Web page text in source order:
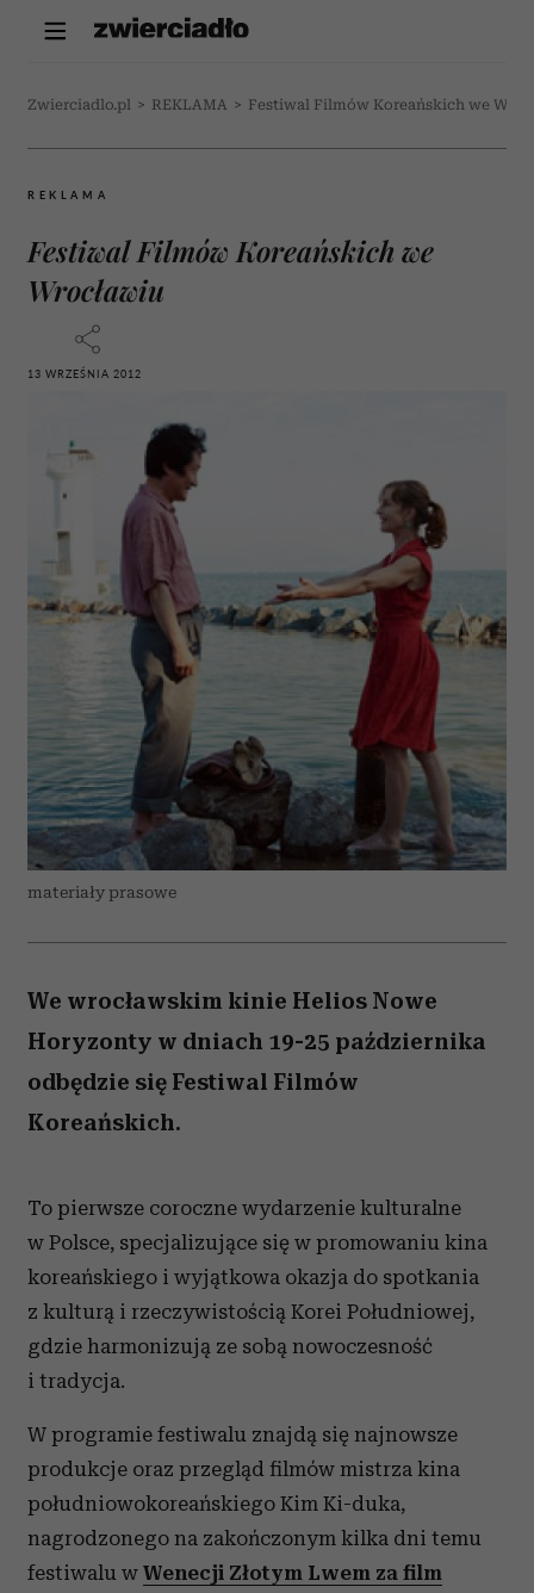
Zwierciadlo.pl > REKLAMA > Festiwal Filmów Koreańskich we
REKLAMA
Festiwal Filmów Koreańskich we
Wrocławiu
13 WRZEŚNIA 2012
materiały prasowe
We wrocławskim kinie Helios Nowe
Horyzonty w dniach 19-25 października
odbędzie się Festiwal Filmów
Koreańskich.
To pierwsze coroczne wydarzenie kulturalne
w Polsce, specjalizujące się w promowaniu kina
koreańskiego i wyjątkowa okazja do spotkania
z kulturą i rzeczywistością Korei Południowej,
gdzie harmonizują ze sobą nowoczesność
i tradycja.
W programie festiwalu znajdą się najnowsze
produkcje oraz przegląd filmów mistrza kina
południowokoreańskiego Kim Ki-duka,
nagrodzonego na zakończonym kilka dni temu
festiwalu w Wenecji Złotym Lwem za film